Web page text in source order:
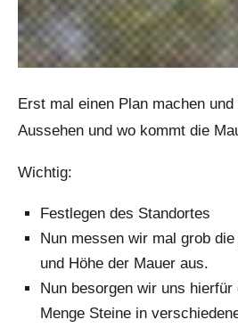
Erst mal einen Plan machen
Aussehen und wo kommt die
Wichtig:
Festlegen des Standortes
Nun messen wir mal grob
und Höhe der Mauer aus.
Nun besorgen wir uns
Menge Steine in